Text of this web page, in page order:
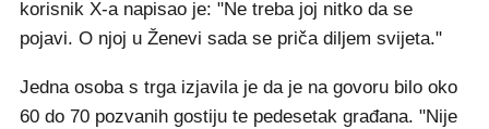
korisnik X-a napisao je: "Ne treba joj nitko da se
pojavi. O njoj u Ženevi sada se priča diljem svijeta."
Jedna osoba s trga izjavila je da je na govoru bilo oko
60 do 70 pozvanih gostiju te pedesetak građana. "Nije